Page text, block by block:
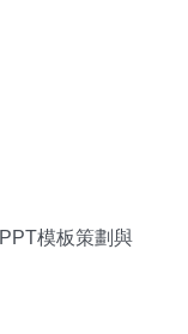
模板策劃與